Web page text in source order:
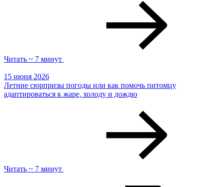
Читать ~ 7 минут
15 июня 2026
Летние сюрпризы погоды или как помочь питомцу
адаптироваться к жаре, холоду и дождю
Читать ~ 7 минут